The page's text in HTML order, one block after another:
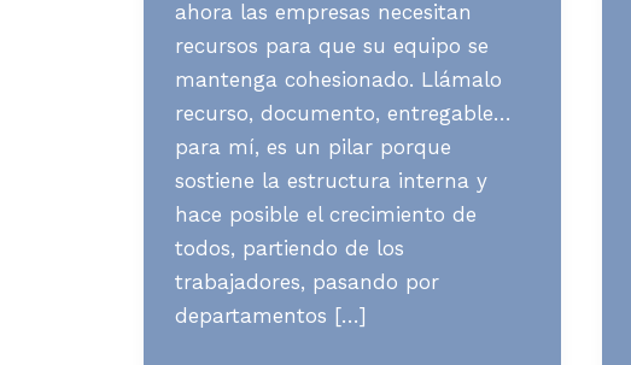
ahora las empresas necesitan
recursos para que su equipo se
mantenga cohesionado. Llámalo
recurso, documento, entregable…
para mí, es un pilar porque
sostiene la estructura interna y
hace posible el crecimiento de
todos, partiendo de los
trabajadores, pasando por
departamentos […]